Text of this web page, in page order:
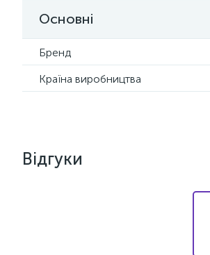
Основні
Бренд
Країна виробництва
Відгуки